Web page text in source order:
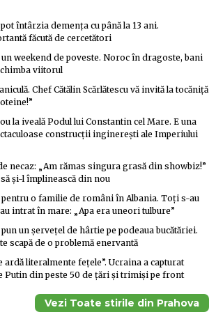
întârzia demența cu până la 13 ani.
făcută de cercetători
weekend de poveste. Noroc în dragoste, bani
viitorul
Chef Cătălin Scărlătescu vă invită la tocăniță
la iveală Podul lui Constantin cel Mare. E una
construcții inginerești ale Imperiului
necaz: „Am rămas singura grasă din showbiz!”
și-l împlinească din nou
pentru o familie de români în Albania. Toți s-au
intrat în mare: „Apa era uneori tulbure”
un șervețel de hârtie pe podeaua bucătăriei.
scapă de o problemă enervantă
ardă literalmente fețele”. Ucraina a capturat
Putin din peste 50 de țări și trimiși pe front
Vezi Toate stirile din Prahova